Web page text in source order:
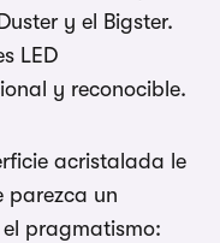
y el Bigster.
LED
y reconocible.
acristalada le
parezca un
pragmatismo: